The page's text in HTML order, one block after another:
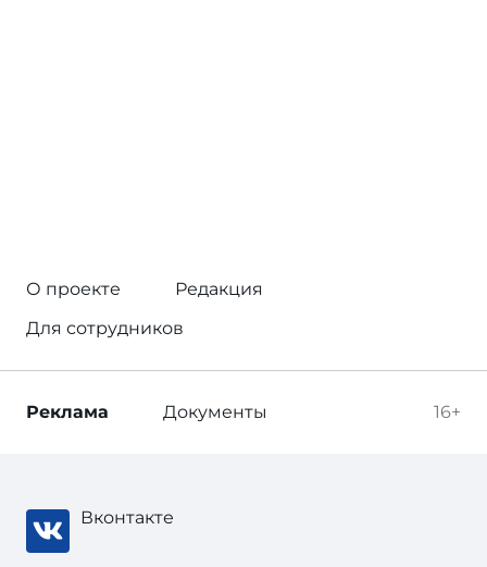
О проекте
Редакция
Для сотрудников
16+
Реклама Документы
Вконтакте